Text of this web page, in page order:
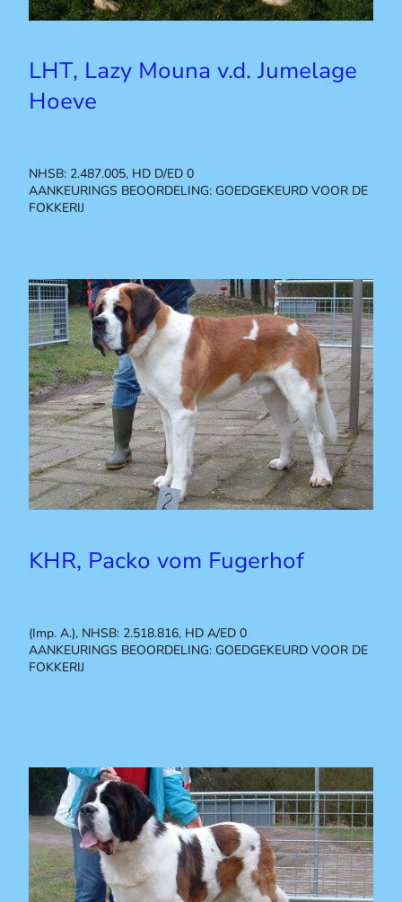
LHT, Lazy Mouna v.d. Jumelage
Hoeve
NHSB: 2.487.005, HD D/ED 0
AANKEURINGS BEOORDELING: GOEDGEKEURD VOOR DE
FOKKERIJ
KHR, Packo vom Fugerhof
(Imp. A.), NHSB: 2.518.816, HD A/ED 0
AANKEURINGS BEOORDELING: GOEDGEKEURD VOOR DE
FOKKERIJ